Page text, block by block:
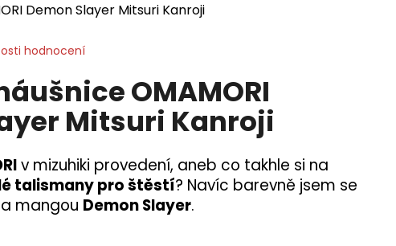
Demon Slayer Mitsuri Kanroji
hodnocení
OMAMORI
Mitsuri Kanroji
v mizuhiki provedení, aneb co takhle si na
talismany pro štěstí? Navíc barevně jsem se
mangou Demon Slayer.